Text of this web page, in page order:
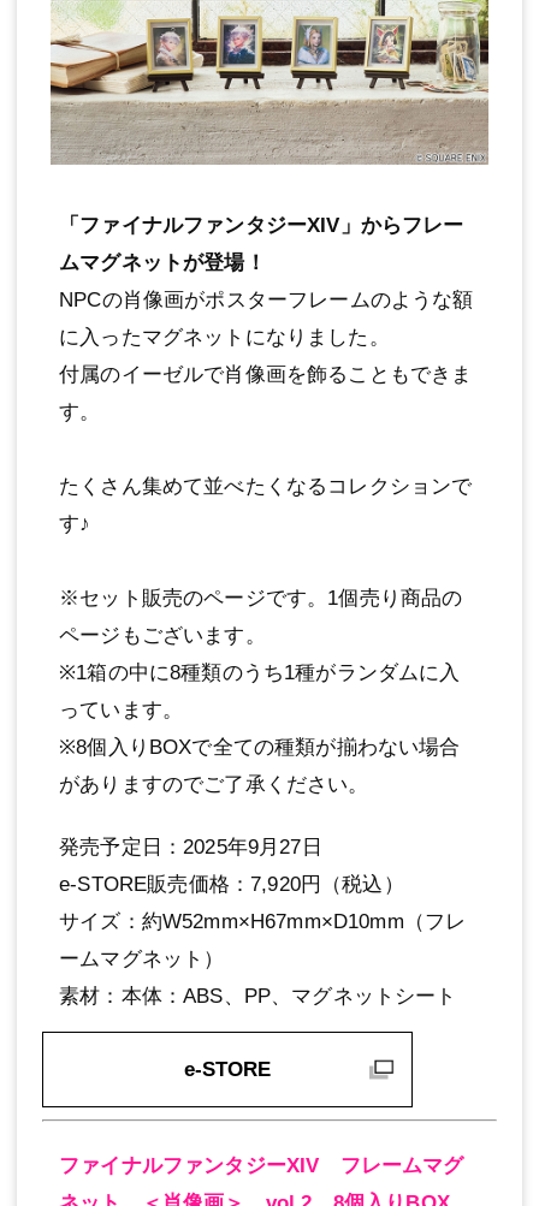
「ファイナルファンタジーXIV」からフレー
ムマグネットが登場！
NPCの肖像画がポスターフレームのような額
に入ったマグネットになりました。
付属のイーゼルで肖像画を飾ることもできま
す。
たくさん集めて並べたくなるコレクションで
す♪
※セット販売のページです。1個売り商品の
ページもございます。
※1箱の中に8種類のうち1種がランダムに入
っています。
※8個入りBOXで全ての種類が揃わない場合
がありますのでご了承ください。
発売予定日：2025年9月27日
e-STORE販売価格：7,920円（税込）
サイズ：約W52mm×H67mm×D10mm（フレ
ームマグネット）
素材：本体：ABS、PP、マグネットシート
e-STORE
ファイナルファンタジーXIV フレームマグ